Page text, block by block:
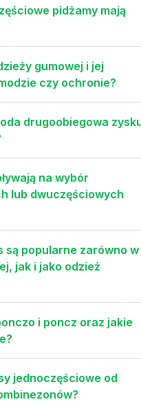
pidżamy mają
gumowej i jej
czy ochronie?
drugoobiegowa
na wybór
lub dwuczęściowych
są popularne zarówno w
jak i jako odzież
i poncz oraz jakie
jednoczęściowe od